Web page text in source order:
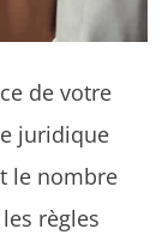
de votre
juridique
le nombre
règles